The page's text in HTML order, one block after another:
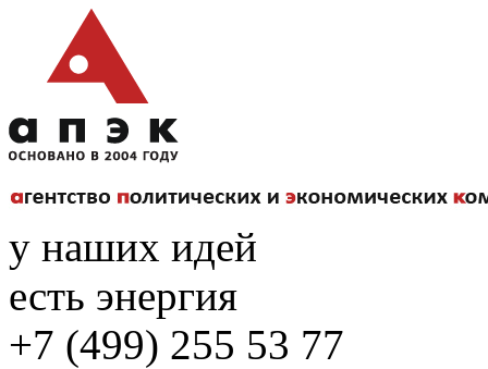
у наших идей
есть энергия
+7 (499) 255 53 77